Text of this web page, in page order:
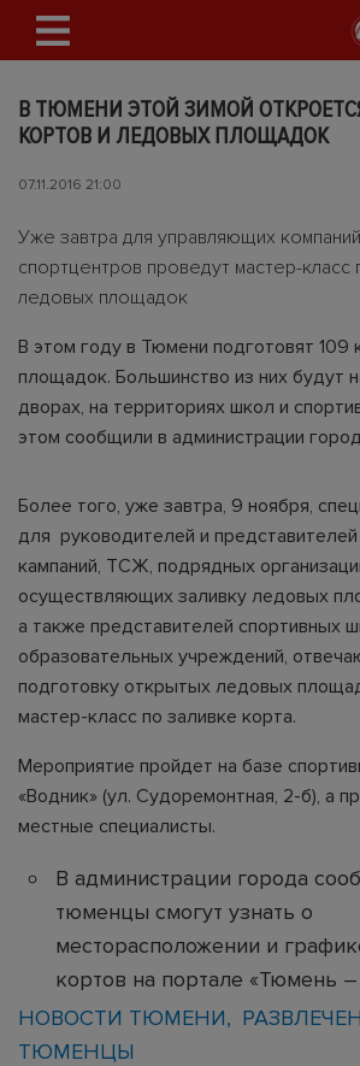
В ТЮМЕНИ ЭТОЙ ЗИМОЙ
КОРТОВ И ЛЕДОВЫХ ПЛОЩАДОК
07.11.2016 21:00
Уже завтра для управляющих
спортцентров проведут мастер-класс
ледовых площадок
В этом году в Тюмени подготовят 109
площадок. Большинство из них будут
дворах, на территориях школ и
этом сообщили в администрации
Более того, уже завтра, 9 ноября,
для руководителей и
кампаний, ТСЖ, подрядных
осуществляющих заливку ледовых
а также представителей спортивных
образовательных учреждений,
подготовку открытых ледовых
мастер-класс по заливке корта.
Мероприятие пройдет на базе
«Водник» (ул. Судоремонтная, 2-б), а
местные специалисты.
В администрации города
тюменцы смогут узнать о
месторасположении и
кортов на портале «Тюмень
НОВОСТИ ТЮМЕНИ
ТЮМЕНЦЫ